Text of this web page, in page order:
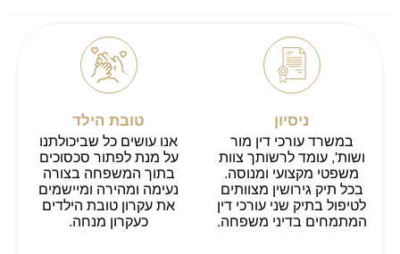
ניסיון
במשרד עורכי דין מור
ושות', עומד לרשותך צוות
משפטי מקצועי ומנוסה.
בכל תיק גירושין מצוותים
לטיפול בתיק שני עורכי דין
המתמחים בדיני משפחה.
טובת הילד
אנו עושים כל שביכולתנו
על מנת לפתור סכסוכים
בתוך המשפחה בצורה
נעימה ומהירה ומיישמים
את עקרון טובת הילדים
כעקרון מנחה.